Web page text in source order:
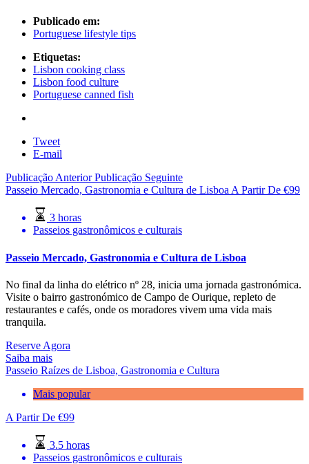
Publicado em:
Portuguese lifestyle tips
Etiquetas:
Lisbon cooking class
Lisbon food culture
Portuguese canned fish
Tweet
E-mail
Publicação AnteriorPublicação Seguinte
Passeio Mercado, Gastronomia e Cultura de LisboaA Partir De €99
3 horas
Passeios gastronômicos e culturais
Passeio Mercado, Gastronomia e Cultura de Lisboa
No final da linha do elétrico nº 28, inicia uma jornada gastronómica.
Visite o bairro gastronómico de Campo de Ourique, repleto de
restaurantes e cafés, onde os moradores vivem uma vida mais
tranquila.
Reserve Agora
Saiba mais
Passeio Raízes de Lisboa, Gastronomia e Cultura
Mais popular
A Partir De €99
3.5 horas
Passeios gastronômicos e culturais